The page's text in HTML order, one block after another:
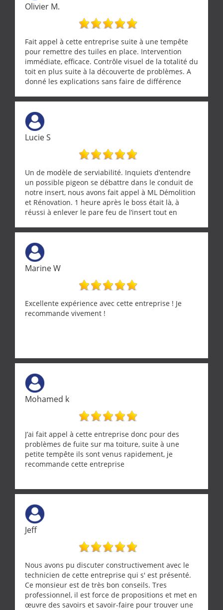
Olivier M.
Fait appel à cette entreprise suite à une tempête
pour remettre des tuiles en place. Intervention
immédiate, efficace. Contrôle visuel de la totalité du
toit en plus suite à la découverte de problèmes. A
donné les explications sans faire de différence
Lucie S
Un de modèle de serviabilité. Inquiets d’entendre
un possible pigeon se débattre dans le conduit de
notre insert, nous avons fait appel à ML Démolition
et Rénovation. 1 heure après le boss était là, à
réussi à enlever le pare feu de l’insert tout en
tourterelle et s’est ensuite patiemment occupé de
l’oiseau jusqu’à ce qu’il reprenne ses esprits et
puisse s’envoler. Après quoi il a procédé au
ramonage de notre insert avec dextérité et une
grande propreté, nous gratifiant également de
nombreux conseils concernant d’autres sujets. Un
entrepreneur comme on souhaite en rencontrer.
Encore un grand merci à lui.
Marine W
Excellente expérience avec cette entreprise ! Je
recommande vivement !
Mohamed k
J’ai fait appel à cette entreprise donc pour des
problèmes de fuite sur ma toiture, suite à une
petite tempête ils sont venus rapidement, je
recommande cette entreprise
Jeff
Nous avons pu discuter constructivement avec le
technicien de cette entreprise qui s' est présenté.
Ce monsieur est de très bon conseils. Tres
professionnel, il est force de propositions et met en
œuvre des savoirs et savoir-faire pour trouver une